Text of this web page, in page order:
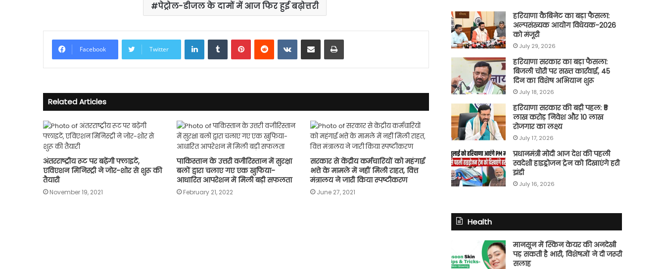
पेट्रोल-डीजल के दामों में आज फिर हुई बढ़ोत्तरी
Facebook Twitter
LinkedInTumblrPinterestReddit VKontakte
Share via Email Print
Related Articles
अंतरराष्ट्रीय रूट पर बढ़ेंगी फ्लाइटें,
एविएशन मिनिस्‍ट्री ने जोर-शोर से शुरू की
तैयारी
November 19, 2021
पाकिस्तान के उत्तरी वजीरिस्तान में सुरक्षा
बलों द्वारा चलाए गए एक खुफिया-
आधारित आपरेशन में मिली बड़ी सफलता
February 21, 2022
सरकार से केंद्रीय कर्मचारियों को महंगाई
भत्ते के मामले में नहीं मिली राहत, वित्त
मंत्रालय ने जारी किया स्पष्टीकरण
June 27, 2021
हरियाणा कैबिनेट का बड़ा फैसला:
अल्पसंख्यक आयोग विधेयक-2026
को मंजूरी
July 29, 2026
हरियाणा सरकार का बड़ा फैसला:
बिजली चोरी पर सख्त कार्रवाई, 45
दिन का विशेष अभियान शुरू
July 18, 2026
हरियाणा सरकार की बड़ी पहल: ₹5
लाख करोड़ निवेश और 10 लाख
रोजगार का लक्ष्य
July 17, 2026
प्रधानमंत्री मोदी आज देश की पहली
स्वदेशी हाइड्रोजन ट्रेन को दिखाएंगे हरी
झंडी
July 16, 2026
Health
मानसून में स्किन केयर की अनदेखी
पड़ सकती है भारी, विशेषज्ञों ने दी जरूरी
सलाह